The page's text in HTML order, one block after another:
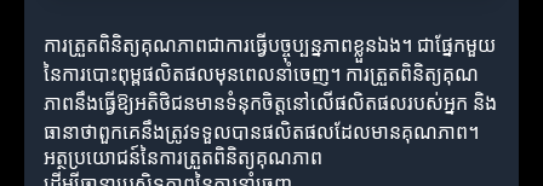
ការត្រួតពិនិត្យគុណភាពជាការធ្វើបច្ចុប្បន្នភាពខ្លួនឯង។ ជាផ្នែកមួយ
នៃការបោះពុម្ពផលិតផលមុនពេលនាំចេញ។ ការត្រួតពិនិត្យគុណ
ភាពនឹងធ្វើឱ្យអតិថិជនមានទំនុកចិត្តនៅលើផលិតផលរបស់អ្នក និង
ធានាថាពួកគេនឹងត្រូវទទួលបានផលិតផលដែលមានគុណភាព។
អត្ថប្រយោជន៍នៃការត្រួតពិនិត្យគុណភាព